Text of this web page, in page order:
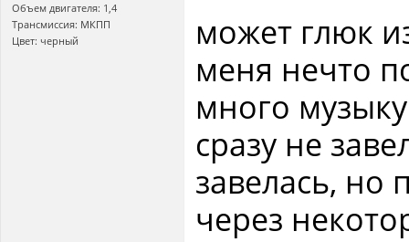
Объем двигателя: 1,4
Трансмиссия: МКПП
Цвет: черный
может глюк
меня нечто
много
сразу не
завелась, но
через